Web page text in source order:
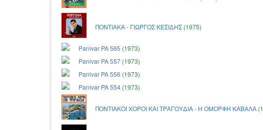
ΠΟΝΤΙΑΚΑ - ΓΙΩΡΓΟΣ ΚΕΣΙΔΗΣ (1975)
Panivar PA 565 (1973)
Panivar PA 557 (1973)
Panivar PA 556 (1973)
Panivar PA 554 (1973)
ΠΟΝΤΙΑΚΟΙ ΧΟΡΟΙ ΚΑΙ ΤΡΑΓΟΥΔΙΑ - Η ΟΜΟΡΦΗ ΚΑΒΑΛΑ